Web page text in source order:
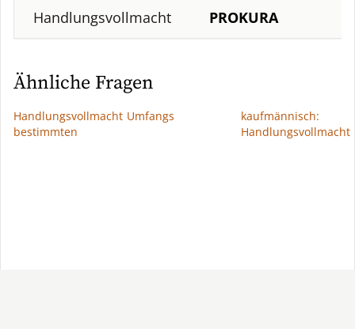
Handlungsvollmacht PROKURA
Ähnliche Fragen
Handlungsvollmacht
bestimmten
Umfangs
kaufmännisch:
Handlungsvollmacht